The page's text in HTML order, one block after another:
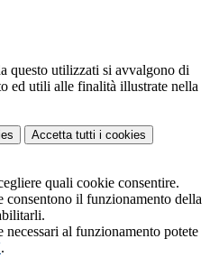
questo utilizzati si avvalgono di
ed utili alle finalità illustrate nella
Accetta tutti i cookies
quali cookie consentire.
consentono il funzionamento della
al funzionamento potete
.